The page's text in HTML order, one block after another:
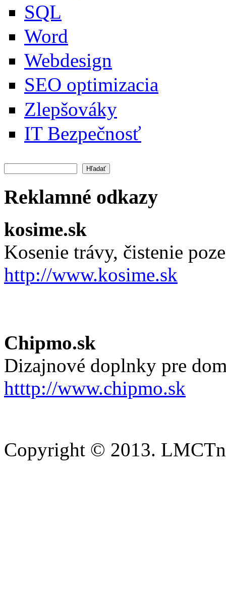
SQL
Word
Webdesign
SEO optimizacia
Zlepšováky
IT Bezpečnosť
Reklamné odkazy
kosime.sk
Kosenie trávy, čistenie
http://www.kosime.sk
Chipmo.sk
Dizajnové doplnky pre
htttp://www.chipmo.sk
Copyright © 2013.